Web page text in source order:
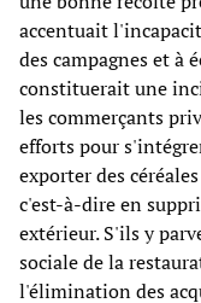
accentuait
des campagnes et à
constituerait une
les commerçants
efforts pour
exporter des
c'est-à-dire en
extérieur. S'ils y
sociale de la
l'élimination des